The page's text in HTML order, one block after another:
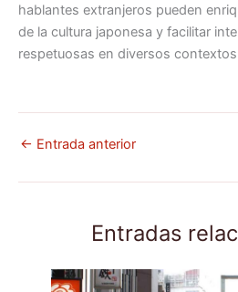
hablantes extranjeros pueden
de la cultura japonesa y facilitar
respetuosas en diversos
← Entrada anterior
Entradas